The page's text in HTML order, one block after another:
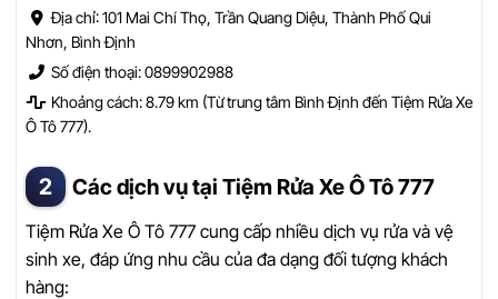
Địa chỉ: 101 Mai Chí Thọ, Trần Quang Diệu, Thành Phố Qui
Nhơn, Bình Định
Số điện thoại: 0899902988
Khoảng cách: 8.79 km (Từ trung tâm Bình Định đến Tiệm Rửa Xe
Ô Tô 777).
Các dịch vụ tại Tiệm Rửa Xe Ô Tô 777
Tiệm Rửa Xe Ô Tô 777 cung cấp nhiều dịch vụ rửa và vệ
sinh xe, đáp ứng nhu cầu của đa dạng đối tượng khách
hàng: